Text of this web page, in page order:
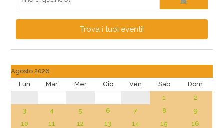
Trova i tuoi eventi!
Agosto 2026
Lun
Mar Mer Gio Ven Sab
Dom
1
2
3
4 5 6 7 8
9
10
11 12 13 14 15
16